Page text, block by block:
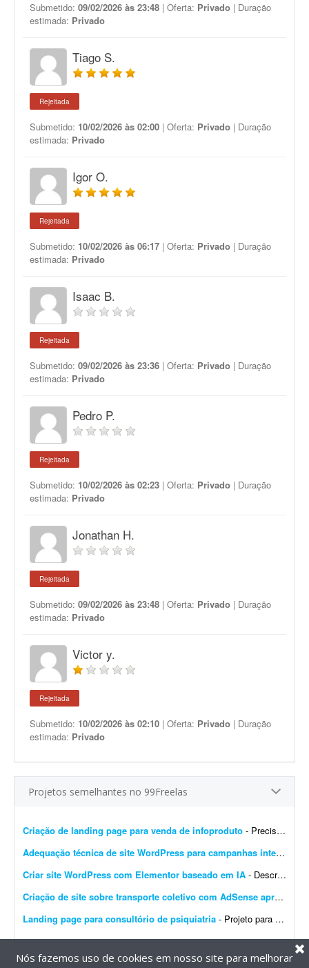
Submetido: 09/02/2026 às 23:48 | Oferta: Privado | Duração
estimada: Privado
Tiago S.
Rejeitada
Submetido: 10/02/2026 às 02:00 | Oferta: Privado | Duração
estimada: Privado
Igor O.
Rejeitada
Submetido: 10/02/2026 às 06:17 | Oferta: Privado | Duração
estimada: Privado
Isaac B.
Rejeitada
Submetido: 09/02/2026 às 23:36 | Oferta: Privado | Duração
estimada: Privado
Pedro P.
Rejeitada
Submetido: 10/02/2026 às 02:23 | Oferta: Privado | Duração
estimada: Privado
Jonathan H.
Rejeitada
Submetido: 09/02/2026 às 23:48 | Oferta: Privado | Duração
estimada: Privado
Victor y.
Rejeitada
Submetido: 10/02/2026 às 02:10 | Oferta: Privado | Duração
estimada: Privado
Projetos semelhantes no 99Freelas
Criação de landing page para venda de infoproduto - Preciso de profissional que crie uma landing page que gere conversão para infoproduto. A página deve ter conteúdo e layout focados em vendas, com elementos que incentivem a con...
Adequação técnica de site WordPress para campanhas internacionais
Criar site WordPress com Elementor baseado em IA - Descrição do Projeto: Candidate-se se você tem experiência comprovada com essa demanda. Envie junto à proposta sites que fez com Elementor, incluindo wireframes/ar...
Criação de site sobre transporte coletivo com AdSense aprovado
Landing page para consultório de psiquiatria - Projeto para criação de landing page para consultório de psiquiatria. Escopo do projeto: Desenvolvimento completo da landing page. Design moderno, limpo e com foco em convers&...
Nós fazemos uso de cookies em nosso site para melhorar